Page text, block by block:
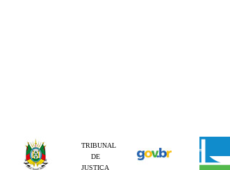
TRIBUNAL
DE
JUSTIÇA